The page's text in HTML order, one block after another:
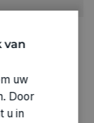
van
uw
Door
u in